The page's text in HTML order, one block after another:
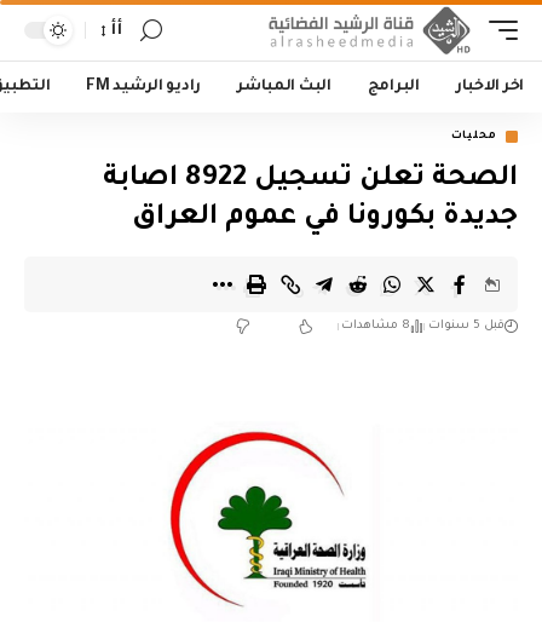
أأ
اخر الاخبار البرامج البث المباشر راديو الرشيد FM
محليات
الصحة تعلن تسجيل 8922 اصابة
جديدة بكورونا في عموم العراق
قبل 5 سنوات 8 مشاهدات